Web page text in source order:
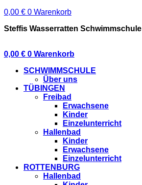
0,00 € 0 Warenkorb
Steffis Wasserratten Schwimmschule
0,00 € 0 Warenkorb
SCHWIMMSCHULE
Über uns
TÜBINGEN
Freibad
Erwachsene
Kinder
Einzelunterricht
Hallenbad
Kinder
Erwachsene
Einzelunterricht
ROTTENBURG
Hallenbad